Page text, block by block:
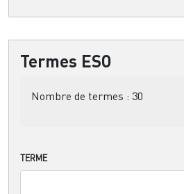
Termes ESO
Nombre de termes : 30
TERME